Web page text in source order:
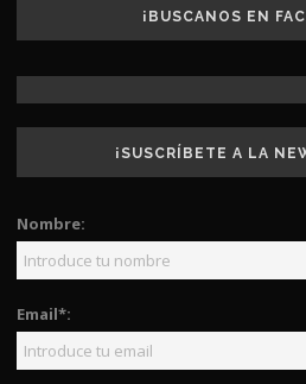
¡BUSCANOS EN
¡SUSCRÍBETE A LA
Nombre:
Email*: